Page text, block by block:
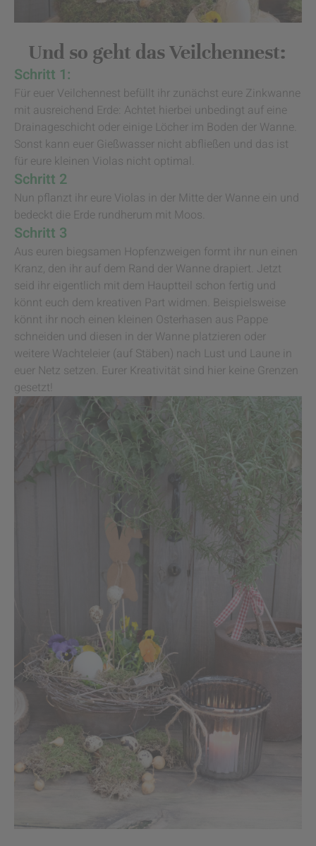
Und so geht das Veilchennest:
Schritt 1:
Für euer Veilchennest befüllt ihr zunächst eure Zinkwanne
mit ausreichend Erde: Achtet hierbei unbedingt auf eine
Drainageschicht oder einige Löcher im Boden der Wanne.
Sonst kann euer Gießwasser nicht abfließen und das ist
für eure kleinen Violas nicht optimal.
Schritt 2
Nun pflanzt ihr eure Violas in der Mitte der Wanne ein und
bedeckt die Erde rundherum mit Moos.
Schritt 3
Aus euren biegsamen Hopfenzweigen formt ihr nun einen
Kranz, den ihr auf dem Rand der Wanne drapiert. Jetzt
seid ihr eigentlich mit dem Hauptteil schon fertig und
könnt euch dem kreativen Part widmen. Beispielsweise
könnt ihr noch einen kleinen Osterhasen aus Pappe
schneiden und diesen in der Wanne platzieren oder
weitere Wachteleier (auf Stäben) nach Lust und Laune in
euer Netz setzen. Eurer Kreativität sind hier keine Grenzen
gesetzt!